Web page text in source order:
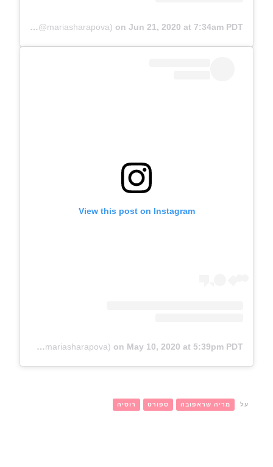
A post shared by Maria Sharapova (@mariasharapova) on Jun 21, 2020 at 7:34am PDT
View this post on Instagram
A post shared by Maria Sharapova (@mariasharapova) on May 10, 2020 at 5:39pm PDT
על מריה שראפובה ספורט רוסיה